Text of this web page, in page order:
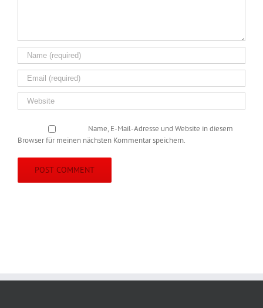
Name, E-Mail-Adresse und Website in diesem
Browser für meinen nächsten Kommentar speichern.